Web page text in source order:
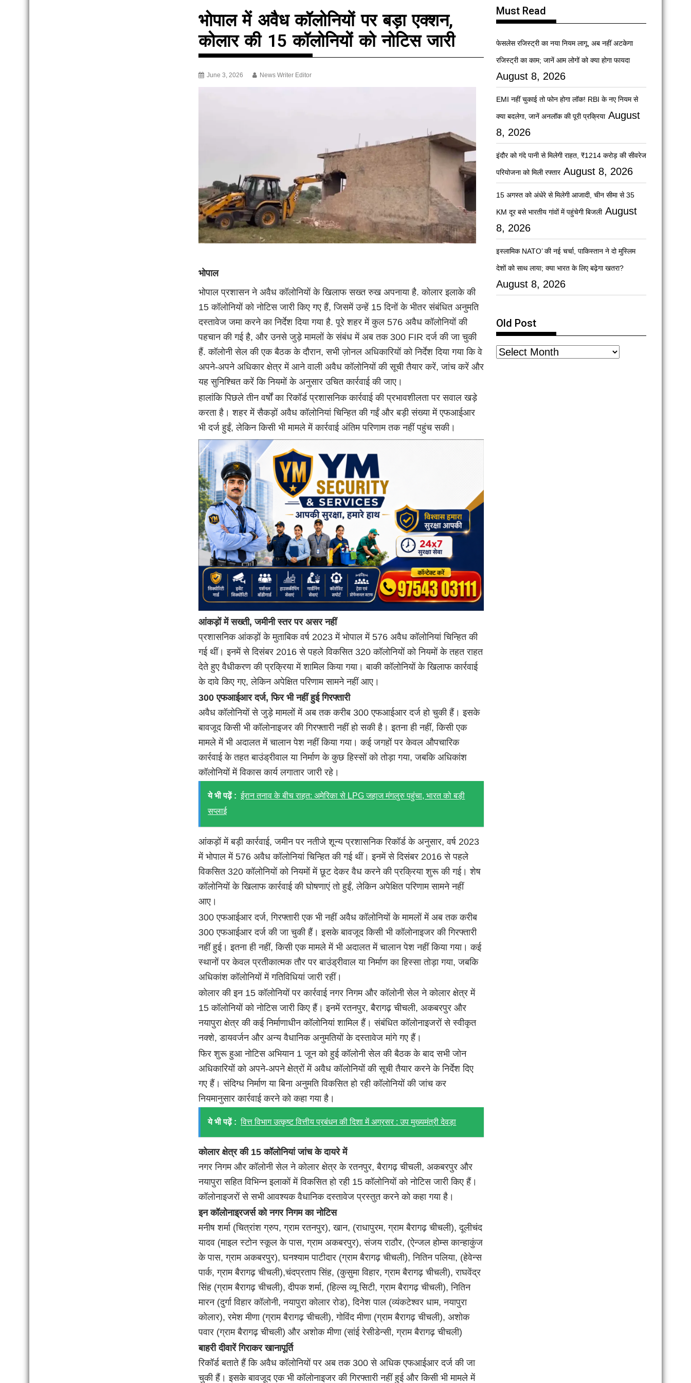
भोपाल में अवैध कॉलोनियों पर बड़ा एक्शन,
कोलार की 15 कॉलोनियों को नोटिस जारी
June 3, 2026 News Writer Editor
भोपाल
भोपाल प्रशासन ने अवैध कॉलोनियों के खिलाफ सख्त रुख अपनाया है. कोलार इलाके की
15 कॉलोनियों को नोटिस जारी किए गए हैं, जिसमें उन्हें 15 दिनों के भीतर संबंधित अनुमति
दस्तावेज जमा करने का निर्देश दिया गया है. पूरे शहर में कुल 576 अवैध कॉलोनियों की
पहचान की गई है, और उनसे जुड़े मामलों के संबंध में अब तक 300 FIR दर्ज की जा चुकी
हैं. कॉलोनी सेल की एक बैठक के दौरान, सभी ज़ोनल अधिकारियों को निर्देश दिया गया कि वे
अपने-अपने अधिकार क्षेत्र में आने वाली अवैध कॉलोनियों की सूची तैयार करें, जांच करें और
यह सुनिश्चित करें कि नियमों के अनुसार उचित कार्रवाई की जाए।
हालांकि पिछले तीन वर्षों का रिकॉर्ड प्रशासनिक कार्रवाई की प्रभावशीलता पर सवाल खड़े
करता है। शहर में सैकड़ों अवैध कॉलोनियां चिन्हित की गईं और बड़ी संख्या में एफआईआर
भी दर्ज हुईं, लेकिन किसी भी मामले में कार्रवाई अंतिम परिणाम तक नहीं पहुंच सकी।
आंकड़ों में सख्ती, जमीनी स्तर पर असर नहीं
प्रशासनिक आंकड़ों के मुताबिक वर्ष 2023 में भोपाल में 576 अवैध कॉलोनियां चिन्हित की
गई थीं। इनमें से दिसंबर 2016 से पहले विकसित 320 कॉलोनियों को नियमों के तहत राहत
देते हुए वैधीकरण की प्रक्रिया में शामिल किया गया। बाकी कॉलोनियों के खिलाफ कार्रवाई
के दावे किए गए, लेकिन अपेक्षित परिणाम सामने नहीं आए।
300 एफआईआर दर्ज, फिर भी नहीं हुई गिरफ्तारी
अवैध कॉलोनियों से जुड़े मामलों में अब तक करीब 300 एफआईआर दर्ज हो चुकी हैं। इसके
बावजूद किसी भी कॉलोनाइजर की गिरफ्तारी नहीं हो सकी है। इतना ही नहीं, किसी एक
मामले में भी अदालत में चालान पेश नहीं किया गया। कई जगहों पर केवल औपचारिक
कार्रवाई के तहत बाउंड्रीवाल या निर्माण के कुछ हिस्सों को तोड़ा गया, जबकि अधिकांश
कॉलोनियों में विकास कार्य लगातार जारी रहे।
ये भी पढ़ें : ईरान तनाव के बीच राहत: अमेरिका से LPG जहाज मंगलुरु पहुंचा, भारत को बड़ी
सप्लाई
आंकड़ों में बड़ी कार्रवाई, जमीन पर नतीजे शून्य प्रशासनिक रिकॉर्ड के अनुसार, वर्ष 2023
में भोपाल में 576 अवैध कॉलोनियां चिन्हित की गई थीं। इनमें से दिसंबर 2016 से पहले
विकसित 320 कॉलोनियों को नियमों में छूट देकर वैध करने की प्रक्रिया शुरू की गई। शेष
कॉलोनियों के खिलाफ कार्रवाई की घोषणाएं तो हुईं, लेकिन अपेक्षित परिणाम सामने नहीं
आए।
300 एफआईआर दर्ज, गिरफ्तारी एक भी नहीं अवैध कॉलोनियों के मामलों में अब तक करीब
300 एफआईआर दर्ज की जा चुकी हैं। इसके बावजूद किसी भी कॉलोनाइजर की गिरफ्तारी
नहीं हुई। इतना ही नहीं, किसी एक मामले में भी अदालत में चालान पेश नहीं किया गया। कई
स्थानों पर केवल प्रतीकात्मक तौर पर बाउंड्रीवाल या निर्माण का हिस्सा तोड़ा गया, जबकि
अधिकांश कॉलोनियों में गतिविधियां जारी रहीं।
कोलार की इन 15 कॉलोनियों पर कार्रवाई नगर निगम और कॉलोनी सेल ने कोलार क्षेत्र में
15 कॉलोनियों को नोटिस जारी किए हैं। इनमें रतनपुर, बैरागढ़ चीचली, अकबरपुर और
नयापुरा क्षेत्र की कई निर्माणाधीन कॉलोनियां शामिल हैं। संबंधित कॉलोनाइजरों से स्वीकृत
नक्शे, डायवर्जन और अन्य वैधानिक अनुमतियों के दस्तावेज मांगे गए हैं।
फिर शुरू हुआ नोटिस अभियान 1 जून को हुई कॉलोनी सेल की बैठक के बाद सभी जोन
अधिकारियों को अपने-अपने क्षेत्रों में अवैध कॉलोनियों की सूची तैयार करने के निर्देश दिए
गए हैं। संदिग्ध निर्माण या बिना अनुमति विकसित हो रही कॉलोनियों की जांच कर
नियमानुसार कार्रवाई करने को कहा गया है।
ये भी पढ़ें : वित्त विभाग उत्कृष्ट वित्तीय प्रबंधन की दिशा में अग्रसर : उप मुख्यमंत्री देवड़ा
कोलार क्षेत्र की 15 कॉलोनियां जांच के दायरे में
नगर निगम और कॉलोनी सेल ने कोलार क्षेत्र के रतनपुर, बैरागढ़ चीचली, अकबरपुर और
नयापुरा सहित विभिन्न इलाकों में विकसित हो रही 15 कॉलोनियों को नोटिस जारी किए हैं।
कॉलोनाइजरों से सभी आवश्यक वैधानिक दस्तावेज प्रस्तुत करने को कहा गया है।
इन कॉलोनाइ्रजर्स को नगर निगम का नोटिस
मनीष शर्मा (चित्रांश ग्रुप, ग्राम रतनपुर), खान, (राधापुरम, ग्राम बैरागढ़ चीचली), दूलीचंद
यादव (माइल स्टोन स्कूल के पास, ग्राम अकबरपुर), संजय राठौर, (ऐन्जल होम्स कान्हाकुंज
के पास, ग्राम अकबरपुर), घनश्याम पाटीदार (ग्राम बैरागढ़ चीचली), नितिन पलिया, (हेवेन्स
पार्क, ग्राम बैरागढ़ चीचली),चंदप्रताप सिंह, (कुसुमा विहार, ग्राम बैरागढ़ चीचली), राघवेंद्र
सिंह (ग्राम बैरागढ़ चीचली), दीपक शर्मा, (हिल्स व्यू सिटी, ग्राम बैरागढ़ चीचली), नितिन
मारन (दुर्गा विहार कॉलोनी, नयापुरा कोलार रोड), दिनेश पाल (व्यंकटेश्वर धाम, नयापुरा
कोलार), रमेश मीणा (ग्राम बैरागढ़ चीचली), गोविंद मीणा (ग्राम बैरागढ़ चीचली), अशोक
पवार (ग्राम बैरागढ़ चीचली) और अशोक मीणा (सांई रेसीडेन्सी, ग्राम बैरागढ़ चीचली)
बाहरी दीवारें गिराकर खानापूर्ति
रिकॉर्ड बताते हैं कि अवैध कॉलोनियों पर अब तक 300 से अधिक एफआईआर दर्ज की जा
चुकी हैं। इसके बावजूद एक भी कॉलोनाइजर की गिरफ्तारी नहीं हुई और किसी भी मामले में
Must Read
फेसलेस रजिस्ट्री का नया नियम लागू, अब नहीं अटकेगा
रजिस्ट्री का काम; जानें आम लोगों को क्या होगा फायदा
August 8, 2026
EMI नहीं चुकाई तो फोन होगा लॉक! RBI के नए नियम से
क्या बदलेगा, जानें अनलॉक की पूरी प्रक्रिया August
8, 2026
इंदौर को गंदे पानी से मिलेगी राहत, ₹1214 करोड़ की सीवरेज
परियोजना को मिली रफ्तार August 8, 2026
15 अगस्त को अंधेरे से मिलेगी आजादी, चीन सीमा से 35
KM दूर बसे भारतीय गांवों में पहुंचेगी बिजली August
8, 2026
इस्लामिक NATO’ की नई चर्चा, पाकिस्तान ने दो मुस्लिम
देशों को साथ लाया; क्या भारत के लिए बढ़ेगा खतरा?
August 8, 2026
Old Post